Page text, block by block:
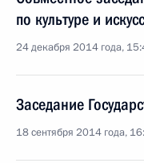
по культуре и
24 декабря 2014 года,
Заседание
18 сентября 2014 года,